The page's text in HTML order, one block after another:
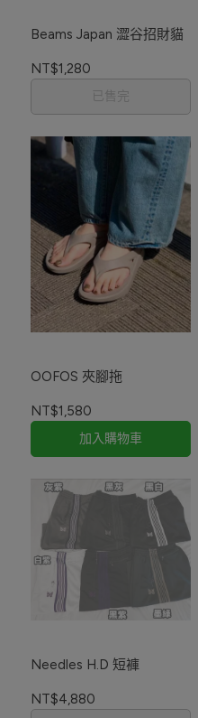
Beams Japan 澀谷招財貓
NT$1,280
已售完
OOFOS 夾腳拖
NT$1,580
加入購物車
Needles H.D 短褲
NT$4,880